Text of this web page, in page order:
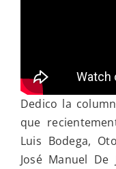
Dedico la
que
Luis Bodega,
José Manuel